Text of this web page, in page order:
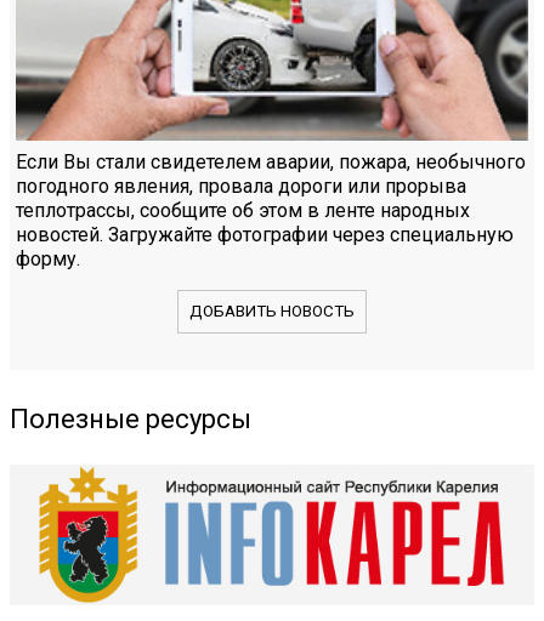
Если Вы стали свидетелем аварии, пожара, необычного
погодного явления, провала дороги или прорыва
теплотрассы, сообщите об этом в ленте народных
новостей. Загружайте фотографии через специальную
форму.
ДОБАВИТЬ НОВОСТЬ
Полезные ресурсы